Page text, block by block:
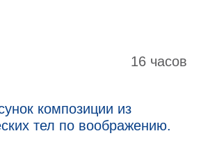
16 часов
композиции из
тел по воображению.